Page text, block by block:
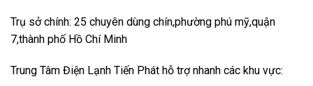
Trụ sở chính: 25 chuyên dùng chín,phường phú mỹ,quận
7,thành phố Hồ Chí Minh
Trung Tâm Điện Lạnh Tiến Phát hỗ trợ nhanh các khu vực: